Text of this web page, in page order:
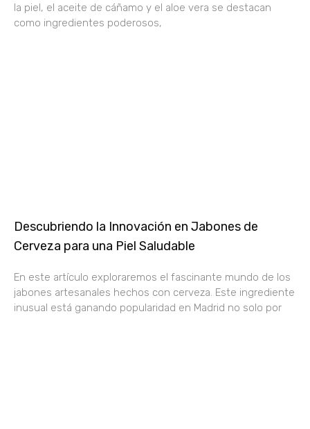
la piel, el aceite de cáñamo y el aloe vera se destacan
como ingredientes poderosos,
Descubriendo la Innovación en Jabones de
Cerveza para una Piel Saludable
En este artículo exploraremos el fascinante mundo de los
jabones artesanales hechos con cerveza. Este ingrediente
inusual está ganando popularidad en Madrid no solo por